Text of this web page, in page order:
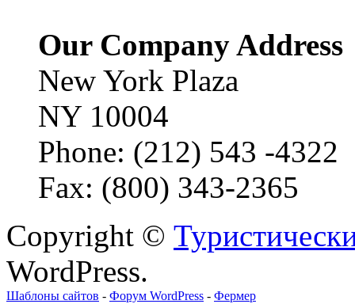
Our Company Address
New York Plaza
NY 10004
Phone: (212) 543 -4322
Fax: (800) 343-2365
Copyright ©
WordPress.
Шаблоны сайтов - Форум WordPress - Фермер